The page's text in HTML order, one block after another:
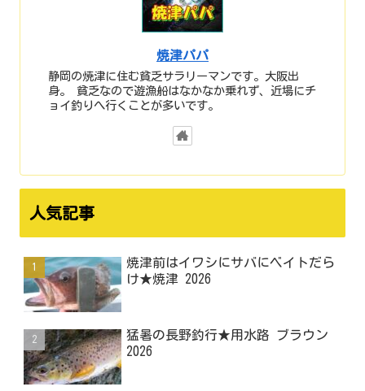
焼津パパ
静岡の焼津に住む貧乏サラリーマンです。大阪出
身。 貧乏なので遊漁船はなかなか乗れず、近場にチ
ョイ釣りへ行くことが多いです。
人気記事
焼津前はイワシにサバにベイトだら
け★焼津 2026
猛暑の長野釣行★用水路 ブラウン
2026